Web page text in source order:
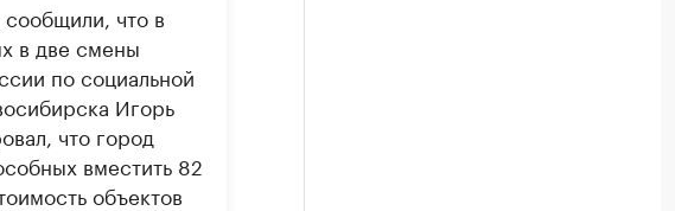
что в
в две смены
по социальной
Игорь
что город
вместить 82
объектов